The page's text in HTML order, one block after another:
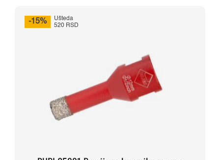
-15%
Ušteda
520 RSD